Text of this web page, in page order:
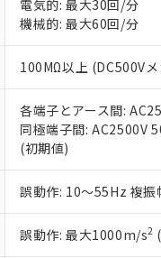
電気的: 最大30回/分
機械的: 最大60回/分
100MΩ以上 (DC500V
各端子とアース間:
同極端子間: AC2500V
(初期値)
誤動作: 10～55Hz 複
誤動作: 最大1000m/s2
マイパーツ機
ている必要が
が、当社の製
さい。
※当社の共同
いる法人を指
※3 非含有証明書
下記の非含有証明
EU RoHS指令（10
51物質の非含有証明
※本証明書は発行日
また、RoHS指令の
既に当社にて対応
り割愛しております
「10」：通常の使
「－」：未確認です
機器販売
空
白
受注生産